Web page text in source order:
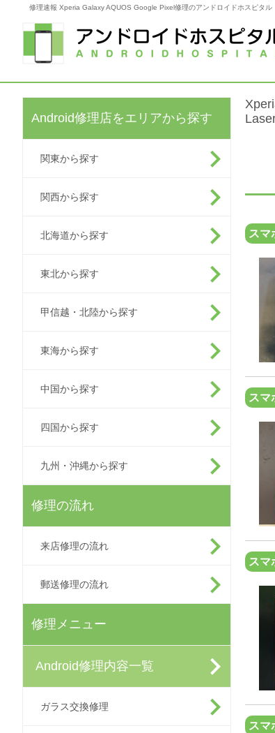
修理速報 Xperia Galaxy AQUOS Google Pixel修理のアンドロイドホスピタル
Android修理店をエリアから探す
関東から探す
関西から探す
北海道から探す
東北から探す
甲信越・北陸から探す
東海から探す
中国から探す
四国から探す
九州・沖縄から探す
修理の流れ
来店修理の流れ
郵送修理の流れ
修理メニュー
Android修理内容一覧
ガラス交換修理
スマ
スマ
スマ
スマ